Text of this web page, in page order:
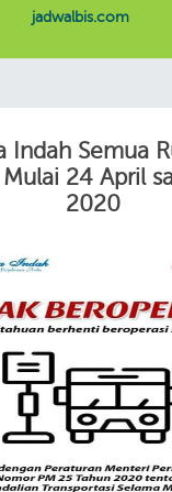
jadwalbis.com
Indah Semua
Mulai 24 April
2020